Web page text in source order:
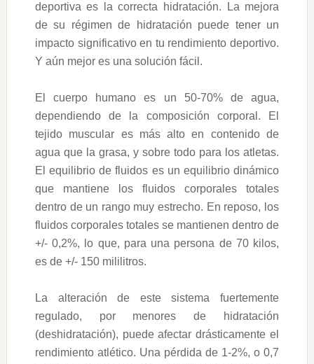
deportiva es la correcta hidratación. La mejora
de su régimen de hidratación puede tener un
impacto significativo en tu rendimiento deportivo.
Y aún mejor es una solución fácil.
El cuerpo humano es un 50-70% de agua,
dependiendo de la composición corporal. El
tejido muscular es más alto en contenido de
agua que la grasa, y sobre todo para los atletas.
El equilibrio de fluidos es un equilibrio dinámico
que mantiene los fluidos corporales totales
dentro de un rango muy estrecho. En reposo, los
fluidos corporales totales se mantienen dentro de
+/- 0,2%, lo que, para una persona de 70 kilos,
es de +/- 150 mililitros.
La alteración de este sistema fuertemente
regulado, por menores de hidratación
(deshidratación), puede afectar drásticamente el
rendimiento atlético. Una pérdida de 1-2%, o 0,7